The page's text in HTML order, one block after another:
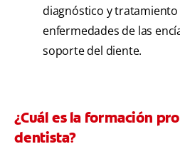
diagnóstico y tratamiento
enfermedades de las
soporte del diente.
¿Cuál es la formación
dentista?